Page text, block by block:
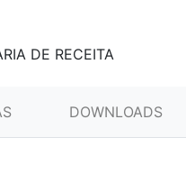
DE RECEITA
DOWNLOADS